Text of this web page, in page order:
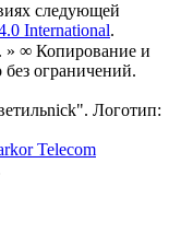
следующей
International.
» ∞ Копирование и
без ограничений.
Логотип:
Telecom